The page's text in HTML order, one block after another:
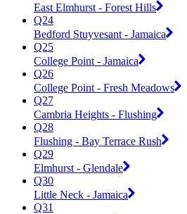
East Elmhurst - Forest Hills
Q24
Bedford Stuyvesant - Jamaica
Q25
College Point - Jamaica
Q26
College Point - Fresh Meadows
Q27
Cambria Heights - Flushing
Q28
Flushing - Bay Terrace Rush
Q29
Elmhurst - Glendale
Q30
Little Neck - Jamaica
Q31